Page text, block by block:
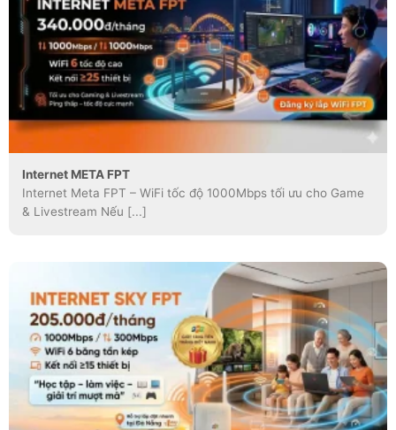
Internet META FPT
Internet Meta FPT – WiFi tốc độ 1000Mbps tối ưu cho Game
& Livestream Nếu [...]